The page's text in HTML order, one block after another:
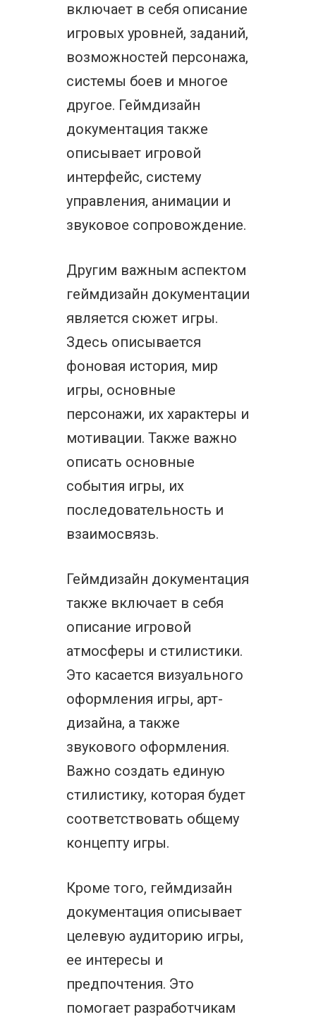
включает в себя описание
игровых уровней, заданий,
возможностей персонажа,
системы боев и многое
другое. Геймдизайн
документация также
описывает игровой
интерфейс, систему
управления, анимации и
звуковое сопровождение.
Другим важным аспектом
геймдизайн документации
является сюжет игры.
Здесь описывается
фоновая история, мир
игры, основные
персонажи, их характеры и
мотивации. Также важно
описать основные
события игры, их
последовательность и
взаимосвязь.
Геймдизайн документация
также включает в себя
описание игровой
атмосферы и стилистики.
Это касается визуального
оформления игры, арт-
дизайна, а также
звукового оформления.
Важно создать единую
стилистику, которая будет
соответствовать общему
концепту игры.
Кроме того, геймдизайн
документация описывает
целевую аудиторию игры,
ее интересы и
предпочтения. Это
помогает разработчикам